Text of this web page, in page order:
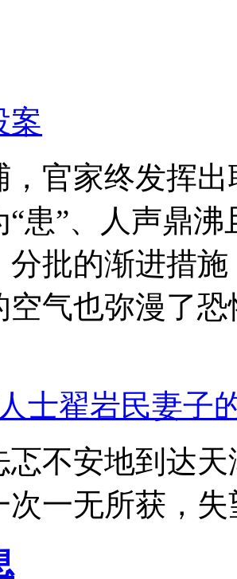
案
，官家终发挥
“患”、人声鼎
分批的渐进措
空气也弥漫了
士翟岩民妻子
忑不安地到达
次一无所获，